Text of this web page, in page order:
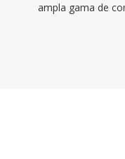
ampla gama de